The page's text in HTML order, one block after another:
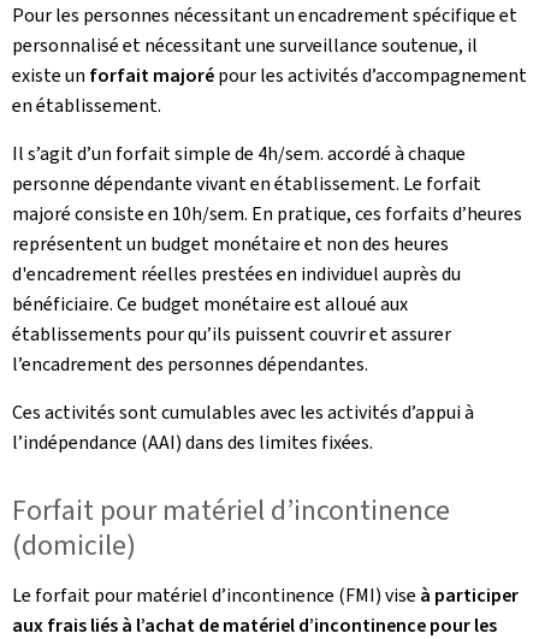
Pour les personnes nécessitant un encadrement spécifique et
personnalisé et nécessitant une surveillance soutenue, il
existe un forfait majorépour les activités d’accompagnement
en établissement.
Il s’agit d’un forfait simple de 4h/sem. accordé à chaque
personne dépendante vivant en établissement. Le forfait
majoré consiste en 10h/sem. En pratique, ces forfaits d’heures
représentent un budget monétaire et non des heures
d'encadrement réelles prestées en individuel auprès du
bénéficiaire. Ce budget monétaire est alloué aux
établissements pour qu’ils puissent couvrir et assurer
l’encadrement des personnes dépendantes.
Ces activités sont cumulables avec les activités d’appui à
l’indépendance (AAI) dans des limites fixées.
Forfait pour matériel d’incontinence
(domicile)
Le forfait pour matériel d’incontinence (FMI) vise à participer
aux frais liés à l’achat de matériel d’incontinence pour les